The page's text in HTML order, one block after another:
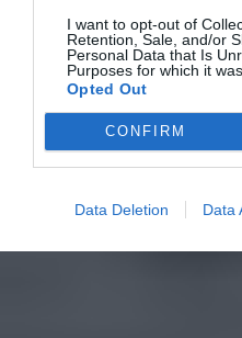
I want to opt-out of
Retention, Sale, and/or
Personal Data that Is
Purposes for which it
Opted Out
CONFIRM
Data Deletion Data